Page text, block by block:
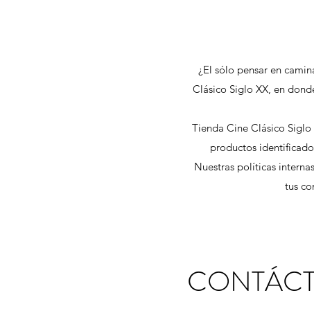
¿El sólo pensar en
Clásico Siglo XX, en
Tienda Cine Clásico
productos
Nuestras políticas
tus